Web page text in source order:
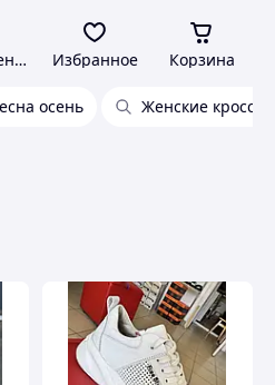
Избранное Корзина
осень Женские